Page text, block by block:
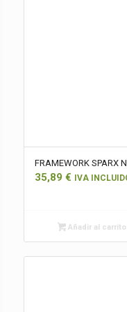
FRAMEWORK SPARX
35,89 € IVA
Añadir al carrito